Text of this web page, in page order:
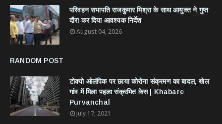
परिवहन सभापति राजकुमार मिश्रा के साथ आयुक्त ने गुप्त
दौरा कर दिया आवश्यक निर्देश
August 04, 2026
RANDOM POST
टोक्यो ओलंपिक पर छाया कोरोना संक्रमण का बादल, खेल
गांव में मिला पहला संक्रमित केस | Khabare
Purvanchal
July 17, 2021